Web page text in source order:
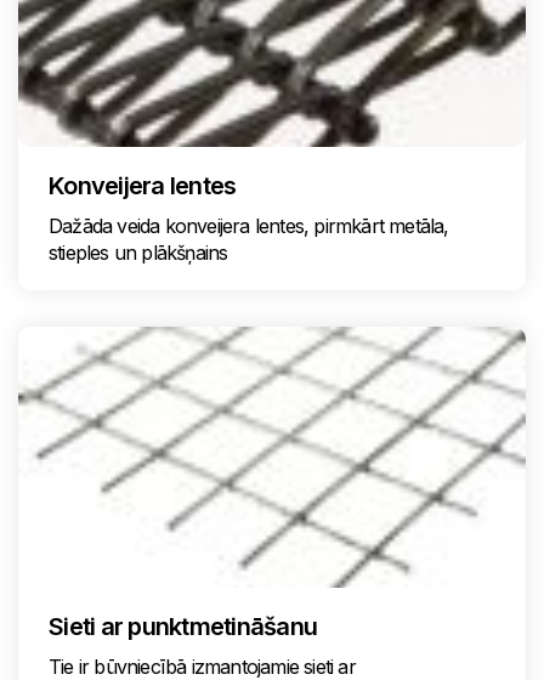
Konveijera lentes
Dažāda veida konveijera lentes, pirmkārt metāla,
stieples un plākšņains
Sieti ar punktmetināšanu
Tie ir būvniecībā izmantojamie sieti ar